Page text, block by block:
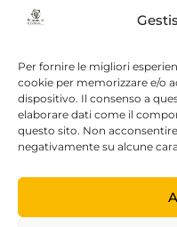
Per fornire le migliori
cookie per memorizzare e/o
dispositivo. Il consenso a
elaborare dati come il
questo sito. Non
negativamente su alcune
>>> Iscriviti alla
LA